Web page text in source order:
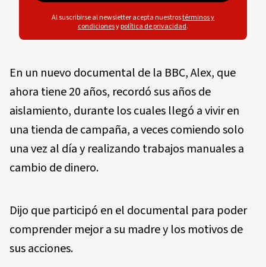
Al suscribirse al newsletter acepta nuestrostérminos y
condicionesypolítica de privacidad.
En un nuevo documental de la BBC, Alex, que
ahora tiene 20 años, recordó sus años de
aislamiento, durante los cuales llegó a vivir en
una tienda de campaña, a veces comiendo solo
una vez al día y realizando trabajos manuales a
cambio de dinero.
Dijo que participó en el documental para poder
comprender mejor a su madre y los motivos de
sus acciones.